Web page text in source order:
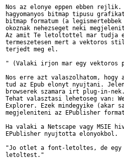
Nos az elonye eppen ebben rejlik.
hagyomanyos bitmap tipusu
bitmap formatum (a
okoznak nehezseget neki
Az amit Te letoltottel mar tudja
termeszetesen mert a vektoros
terjedt meg el.
" (Valaki irjon mar egy vektoros
Nos erre azt valaszolhatom, hogy
tud az Epub elonyt nyujtani.
browserek szamara irt plug-in-nek.
Tehat valasztasi lehetoseg van:
Explorer. Ezek mindegyike (akar
megjeleniteni az EPublisher
Ha valaki a Netscape vagy MSIE
EPublisher nyujtotta elonyokbol.
"Jo otlet a font-letoltes, de
letoltest."